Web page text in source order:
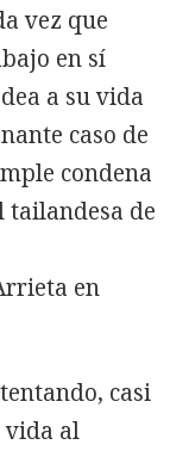
vez que
en sí
a su vida
caso de
condena
tailandesa de
en
casi
vida al